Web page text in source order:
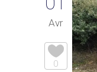
Avr
0